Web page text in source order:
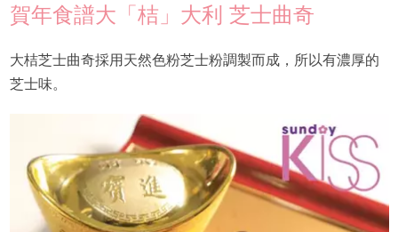
賀年食譜大「桔」大利 芝士曲奇
大桔芝士曲奇採用天然色粉芝士粉調製而成，所以有濃厚的
芝士味。